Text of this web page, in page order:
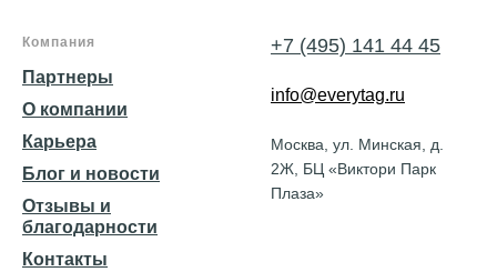
Компания
Партнеры
О компании
Карьера
Блог и новости
Отзывы и
благодарности
Контакты
+7 (495) 141 44 45
info@everytag.ru
Москва, ул. Минская, д.
2Ж, БЦ «Виктори Парк
Плаза»